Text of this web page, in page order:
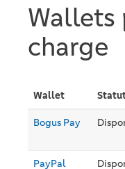
Wallets
charge
Wallet
Bogus Pay
PayPal